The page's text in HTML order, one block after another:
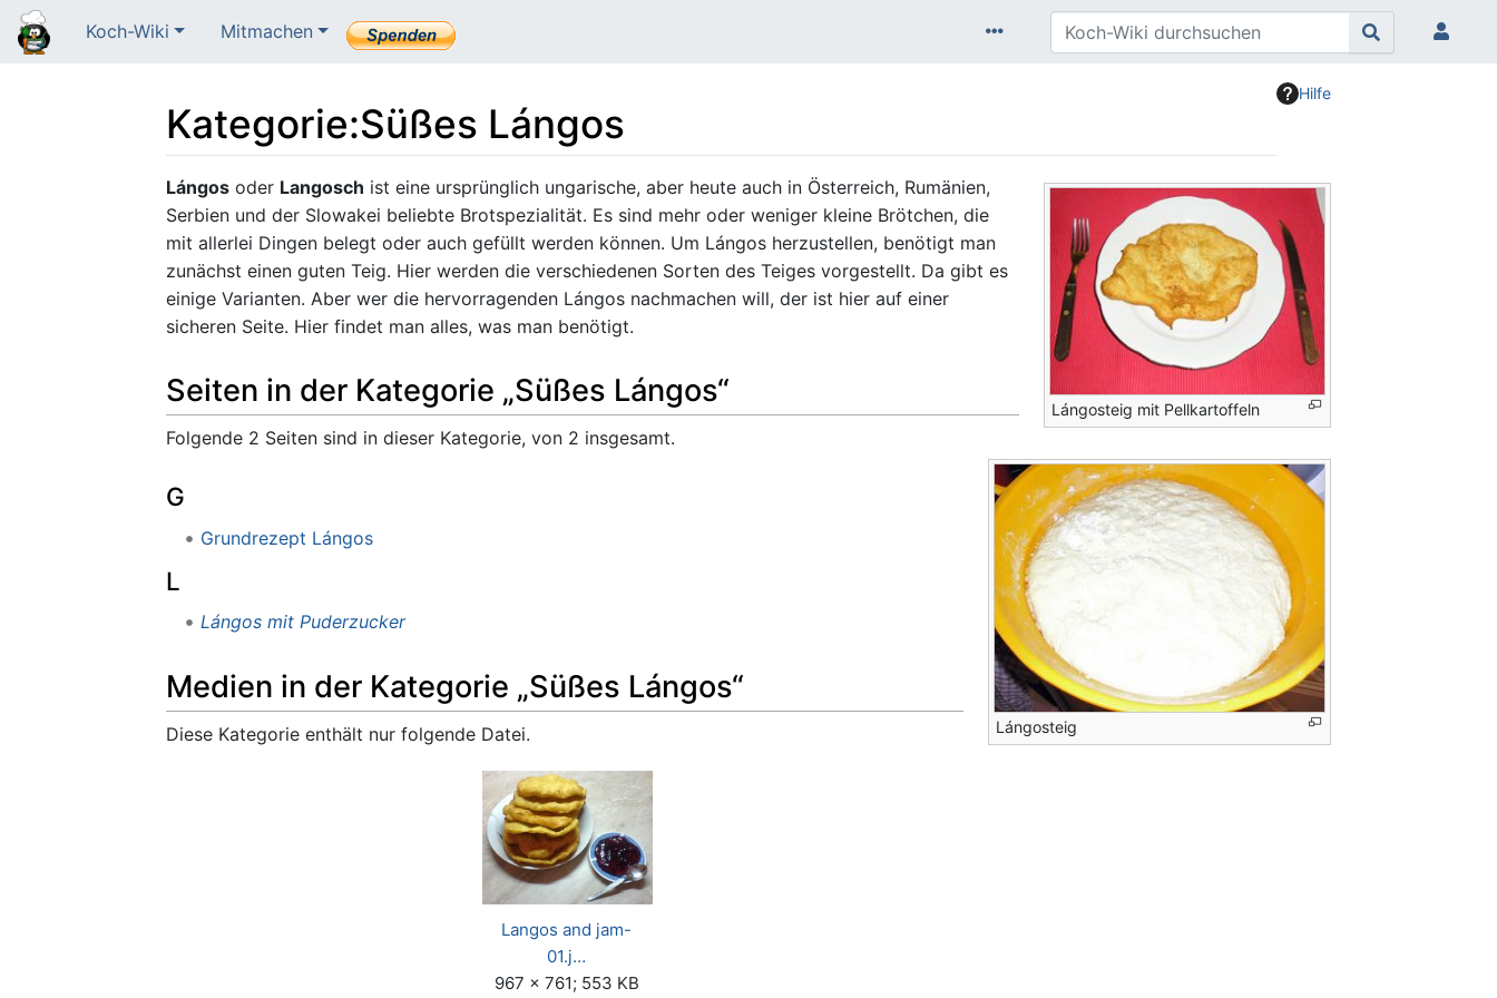
Koch-Wiki Mitmachen
Hilfe
Kategorie:Süßes Lángos
Wechseln zu: Navigation ,Suche
Lángosteig mit Pellkartoffeln
Lángosteig
Lángos oder Langosch ist eine ursprünglich ungarische, aber heute auch in Österreich, Rumänien,
Serbien und der Slowakei beliebte Brotspezialität. Es sind mehr oder weniger kleine Brötchen, die
mit allerlei Dingen belegt oder auch gefüllt werden können. Um Lángos herzustellen, benötigt man
zunächst einen guten Teig. Hier werden die verschiedenen Sorten des Teiges vorgestellt. Da gibt es
einige Varianten. Aber wer die hervorragenden Lángos nachmachen will, der ist hier auf einer
sicheren Seite. Hier findet man alles, was man benötigt.
Seiten in der Kategorie „Süßes Lángos“
Folgende 2 Seiten sind in dieser Kategorie, von 2 insgesamt.
G
Grundrezept Lángos
L
Lángos mit Puderzucker
Medien in der Kategorie „Süßes Lángos“
Diese Kategorie enthält nur folgende Datei.
Langos and jam-
01.j…
967 × 761; 553 KB